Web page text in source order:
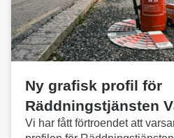
Ny grafisk profil för
Räddningstjänsten
Vi har fått förtroendet att